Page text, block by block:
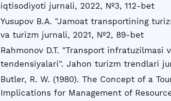
iqtisodiyoti jurnali, 2022, №3, 112-bet
Yusupov B.A. "Jamoat transportining
va turizm jurnali, 2021, №2, 89-bet
Rahmonov D.T. "Transport infratuzilmasi
tendensiyalari". Jahon turizm trendlari
Butler, R. W. (1980). The Concept of a
Implications for Management of